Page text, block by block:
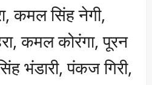
कमल सिंह नेगी,
कमल कोरंगा, पूरन
भंडारी, पंकज गिरी,